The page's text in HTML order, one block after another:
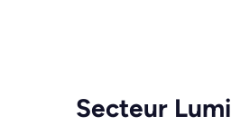
Secteur